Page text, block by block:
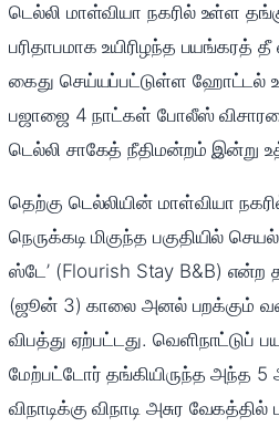
டெல்லி மாள்வியா நகரில் உள்ள
பரிதாபமாக உயிரிழந்த பயங்கரத்
கைது செய்யப்பட்டுள்ள ஹோட்டல்
பஜாஜை 4 நாட்கள் போலீஸ்
டெல்லி சாகேத் நீதிமன்றம் இன்று
தெற்கு டெல்லியின் மாள்வியா
நெருக்கடி மிகுந்த பகுதியில்
ஸ்டே’ (Flourish Stay B&B) என்ற
(ஜூன் 3) காலை அனல் பறக்கும்
விபத்து ஏற்பட்டது. வெளிநாட்டுப்
மேற்பட்டோர் தங்கியிருந்த அந்த 5
விநாடிக்கு விநாடி அசுர